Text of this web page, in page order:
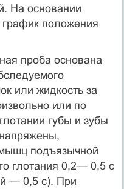
На основании
положения
проба основа­на
или жидкость за
или по
губы и зубы
мышц подъязычной
глотания 0,2— 0,5 с
— 0,5 с). При